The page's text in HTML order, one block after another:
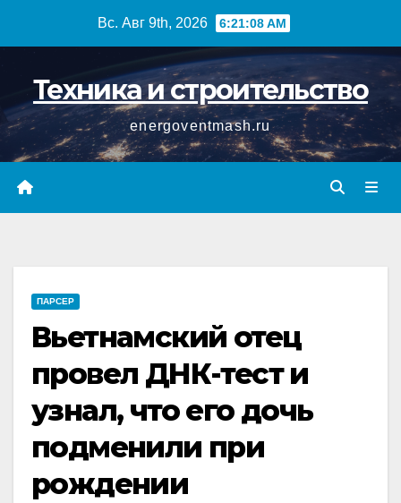
Вс. Авг 9th, 2026 6:21:08 AM
Техника и строительство
energoventmash.ru
ПАРСЕР
Вьетнамский отец
провел ДНК-тест и
узнал, что его дочь
подменили при
рождении